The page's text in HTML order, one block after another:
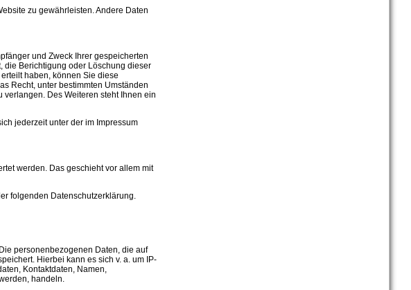
zu gewährleisten. Andere Daten
und Zweck Ihrer gespeicherten
die Berichtigung oder Löschung dieser
haben, können Sie diese
Recht, unter bestimmten Umständen
Des Weiteren steht Ihnen ein
jederzeit unter der im Impressum
werden. Das geschieht vor allem mit
folgenden Datenschutzerklärung.
personenbezogenen Daten, die auf
Hierbei kann es sich v. a. um IP-
Kontaktdaten, Namen,
handeln.